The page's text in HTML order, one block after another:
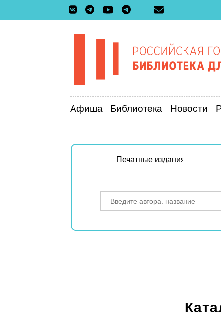
Афиша Библиотека Новости
Печатные издания